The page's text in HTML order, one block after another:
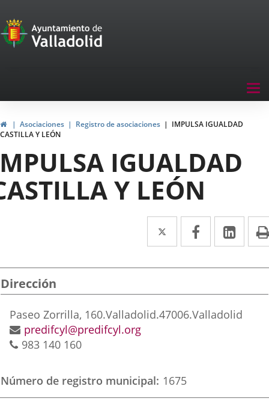
Portal
de
navegación
InicioAsociaciones Registro de asociaciones
IMPULSA IGUALDAD
CASTILLA Y LEÓN
IGUALDAD
Y LEÓN
Twitter
Enlace
a
una
externa.
Facebook
Enlace
a
una
externa.
a
una
Dirección
Dirección
postal
Paseo Zorrilla, 160.Valladolid.47006.Valladolid
Dirección
de
electrónico
predifcyl@predifcyl.org
Teléfonos
983 140 160
Número de registro municipal 1675